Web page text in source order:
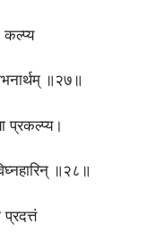
कल्प्य
॥२७॥
प्रकल्प्य।
॥२८॥